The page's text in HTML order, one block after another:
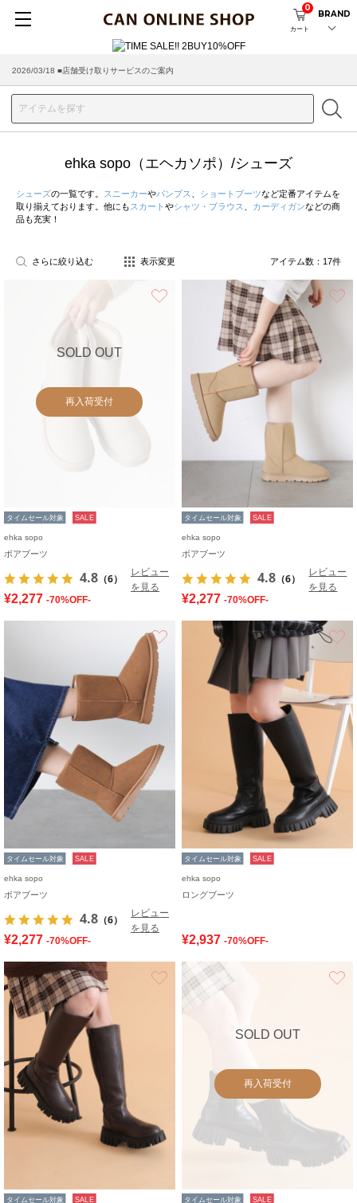
カート
0
BRAND
2026/08/04 ■8/13(木)AM2:00～サイトメンテナンス実施のお知らせ
2026/03/18 ■店舗受け取りサービスのご案内
ehka sopo（エヘカソポ）/シューズ
シューズの一覧です。 スニーカーやパンプス ショートブーツなど定番アイテムを
取り揃えております。他にも スカート やシャツ・ブラウス カーディガンなどの商
品も充実！
さらに絞り込む 表示変更 アイテム数： 17件
SOLD OUT
再入荷受付
タイムセール対象 SALE
ehka sopo
ボアブーツ
4.8 （6）
レビュー
を見る
¥2,277 -70%OFF-
タイムセール対象 SALE
ehka sopo
ボアブーツ
4.8 （6）
レビュー
を見る
¥2,277 -70%OFF-
お気に入り
タイムセール対象 SALE
ehka sopo
ボアブーツ
4.8 （6）
レビュー
を見る
¥2,277 -70%OFF-
タイムセール対象 SALE
ehka sopo
ロングブーツ
¥2,937 -70%OFF-
お気に入り
タイムセール対象 SALE
SOLD OUT
再入荷受付
タイムセール対象 SALE